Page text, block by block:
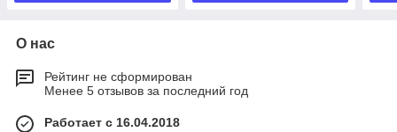
О нас
Рейтинг не сформирован
Менее 5 отзывов за последний год
Работает с 16.04.2018